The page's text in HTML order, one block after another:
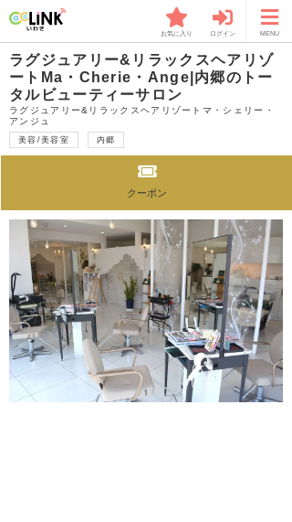
お気に入り ログイン MENU
ラグジュアリー&リラックスヘアリゾ
ートMa・Cherie・Ange|内郷のトー
タルビューティーサロン
ラグジュアリー&リラックスヘアリゾートマ・シェリー・
アンジュ
美容/美容室 内郷
クーポン